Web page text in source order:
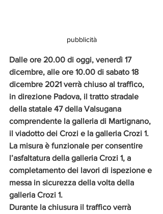
pubblicità
Dalle ore 20.00 di oggi, venerdì 17
dicembre, alle ore 10.00 di sabato 18
dicembre 2021 verrà chiuso al traffico,
in direzione Padova, il tratto stradale
della statale 47 della Valsugana
comprendente la galleria di Martignano,
il viadotto dei Crozi e la galleria Crozi 1.
La misura è funzionale per consentire
l’asfaltatura della galleria Crozi 1, a
completamento dei lavori di ispezione e
messa in sicurezza della volta della
galleria Crozi 1.
Durante la chiusura il traffico verrà